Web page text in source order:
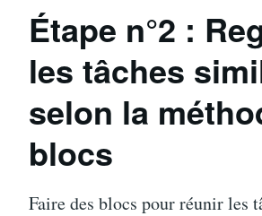
Étape n°2 :
les tâches
selon la
blocs
Faire des blocs pour réunir les